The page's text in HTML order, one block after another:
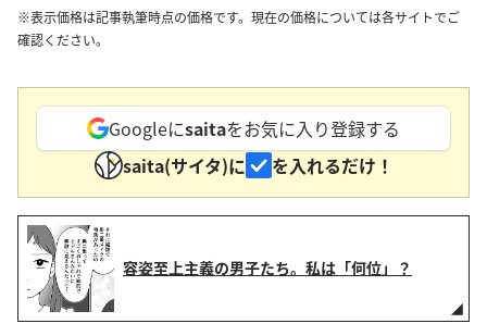
※表示価格は記事執筆時点の価格です。現在の価格については各サイトでご
確認ください。
Googleにsaitaをお気に入り登録する
saita(サイタ)に
を入れるだけ！
容姿至上主義の男子たち。私は「何位」？